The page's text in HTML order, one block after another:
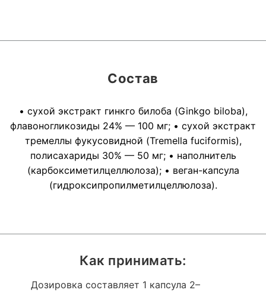
Как принимать:
Дозировка составляет 1 капсула 2–
Состав
• сухой экстракт гинкго билоба (Ginkgo biloba),
флавоногликозиды 24% — 100 мг; • сухой экстракт
тремеллы фукусовидной (Tremella fuciformis),
полисахариды 30% — 50 мг; • наполнитель
(карбоксиметилцеллюлоза); • веган-капсула
(гидроксипропилметилцеллюлоза).